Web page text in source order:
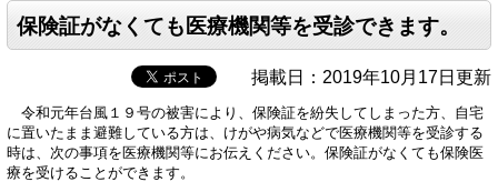
保険証がなくても医療機関等を受診できます。
掲載日：2019年10月17日更新
令和元年台風１９号の被害により、保険証を紛失してしまった方、自宅
に置いたまま避難している方は、けがや病気などで医療機関等を受診する
時は、次の事項を医療機関等にお伝えください。保険証がなくても保険医
療を受けることができます。